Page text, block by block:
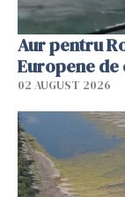
Aur pentru
Europene de
02 AUGUST 2026